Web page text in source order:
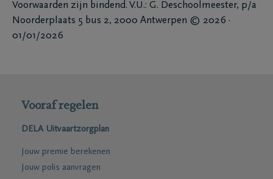
Voorwaarden zijn bindend. V.U.: G. Deschoolmeester, p/a
Noorderplaats 5 bus 2, 2000 Antwerpen © 2026 ·
01/01/2026
Vooraf regelen
DELA Uitvaartzorgplan
Jouw premie berekenen
Jouw polis aanvragen